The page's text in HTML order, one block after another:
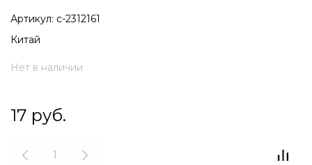
Артикул: с-2312161
Китай
Нет в наличии
17 руб.